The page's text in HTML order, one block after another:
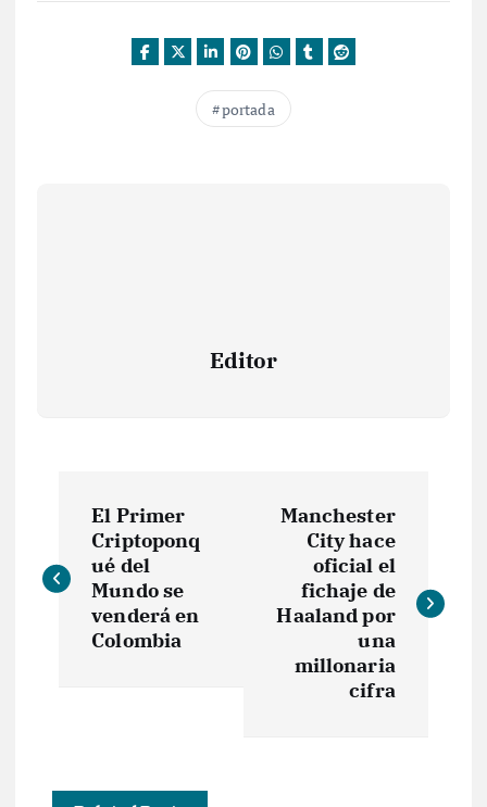
portada
Editor
a
v
El Primer
Criptoponq
ué del
Mundo se
venderá en
Colombia
Manchester
City hace
oficial el
fichaje de
Haaland por
una
millonaria
cifra